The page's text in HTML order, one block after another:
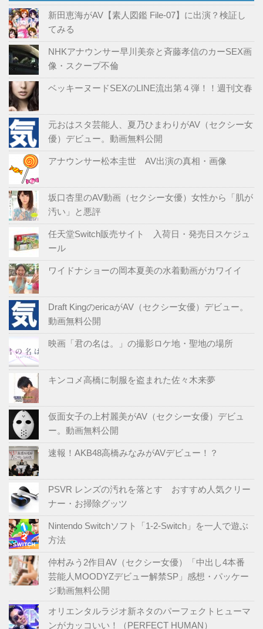
新田恵海がAV【素人図鑑 File-07】に出演？検証し
てみる
NHKアナウンサー早川美奈と斉藤孝信のカーSEX画
像・スクープ不倫
ベッキーヌードSEXのLINE流出第４弾！！週刊文春
元おはスタ芸能人、夏乃ひまわりがAV（セクシー女
優）デビュー。動画無料公開
アナウンサー松本圭世 AV出演の真相・画像
坂口杏里のAV動画（セクシー女優）女性から「肌が
汚い」と悪評
任天堂Switch販売サイト 入荷日・発売日スケジュ
ール
ワイドナショーの岡本夏美の水着動画がカワイイ
Draft KingのericaがAV（セクシー女優）デビュー。
動画無料公開
映画「君の名は。」の撮影ロケ地・聖地の場所
キンコメ高橋に制服を盗まれた佐々木来夢
仮面女子の上村麗美がAV（セクシー女優）デビュ
ー。動画無料公開
速報！AKB48高橋みなみがAVデビュー！？
PSVR レンズの汚れを落とす おすすめ人気クリー
ナー・お掃除グッツ
Nintendo Switchソフト「1-2-Switch」を一人で遊ぶ
方法
仲村みう2作目AV（セクシー女優）「中出し4本番
芸能人MOODYZデビュー解禁SP」感想・パッケー
ジ動画無料公開
オリエンタルラジオ新ネタのパーフェクトヒューマ
ンがカッコいい！（PERFECT HUMAN）